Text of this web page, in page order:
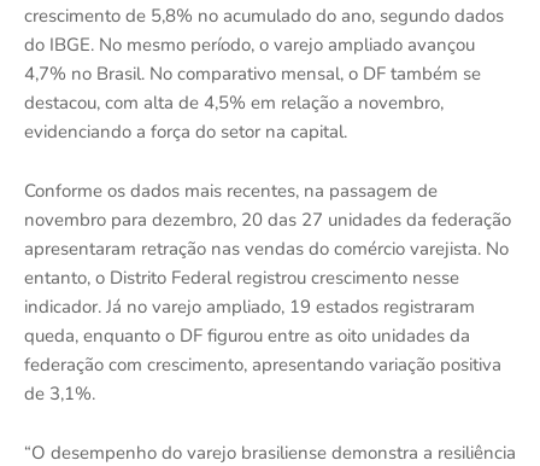
crescimento de 5,8% no acumulado do ano, segundo dados
do IBGE. No mesmo período, o varejo ampliado avançou
4,7% no Brasil. No comparativo mensal, o DF também se
destacou, com alta de 4,5% em relação a novembro,
evidenciando a força do setor na capital.
Conforme os dados mais recentes, na passagem de
novembro para dezembro, 20 das 27 unidades da federação
apresentaram retração nas vendas do comércio varejista. No
entanto, o Distrito Federal registrou crescimento nesse
indicador. Já no varejo ampliado, 19 estados registraram
queda, enquanto o DF figurou entre as oito unidades da
federação com crescimento, apresentando variação positiva
de 3,1%.
“O desempenho do varejo brasiliense demonstra a resiliência